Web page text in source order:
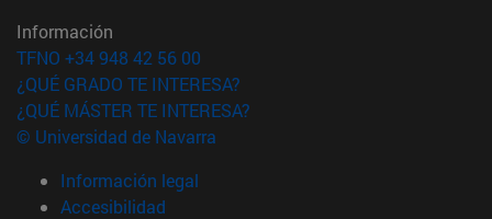
Información
TFNO +34 948 42 56 00
¿QUÉ GRADO TE INTERESA?
¿QUÉ MÁSTER TE INTERESA?
© Universidad de Navarra
Información legal
Accesibilidad